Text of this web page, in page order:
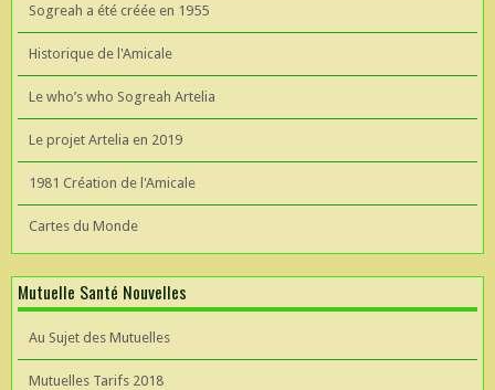
Sogreah a été créée en 1955
Historique de l'Amicale
Le who’s who Sogreah Artelia
Le projet Artelia en 2019
1981 Création de l'Amicale
Cartes du Monde
Mutuelle Santé Nouvelles
Au Sujet des Mutuelles
Mutuelles Tarifs 2018